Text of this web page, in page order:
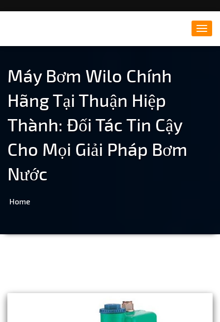
Đông Hà Travel – Du lịch
Quảng Trị
Máy Bơm Wilo Chính
Hãng Tại Thuận Hiệp
Thành: Đối Tác Tin Cậy
Cho Mọi Giải Pháp Bơm
Nước
Home